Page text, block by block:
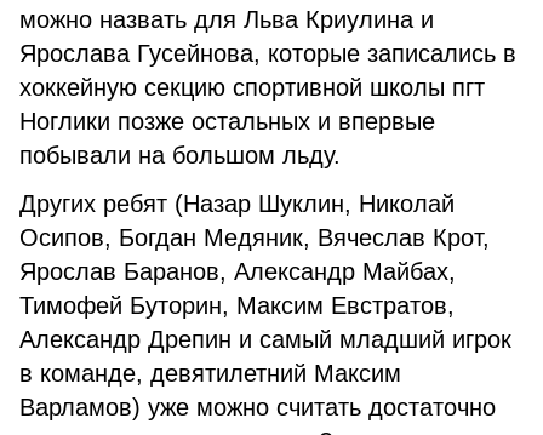
можно назвать для Льва Криулина и
Ярослава Гусейнова, которые записались в
хоккейную секцию спортивной школы пгт
Ноглики позже остальных и впервые
побывали на большом льду.
Других ребят (Назар Шуклин, Николай
Осипов, Богдан Медяник, Вячеслав Крот,
Ярослав Баранов, Александр Майбах,
Тимофей Буторин, Максим Евстратов,
Александр Дрепин и самый младший игрок
в команде, девятилетний Максим
Варламов) уже можно считать достаточно